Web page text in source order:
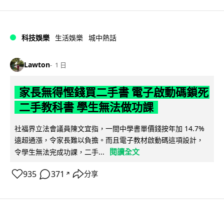
科技娛樂 生活娛樂 城中熱話
Lawton 1 日
家長無得慳錢買二手書 電子啟動碼鎖死
二手教科書 學生無法做功課
社福界立法會議員陳文宜指，一間中學書單價錢按年加 14.7%
遠超通漲，令家長難以負擔。而且電子教材啟動碼這項設計，
令學生無法完成功課，二手...
閱讀全文
935 371 ↗ 分享